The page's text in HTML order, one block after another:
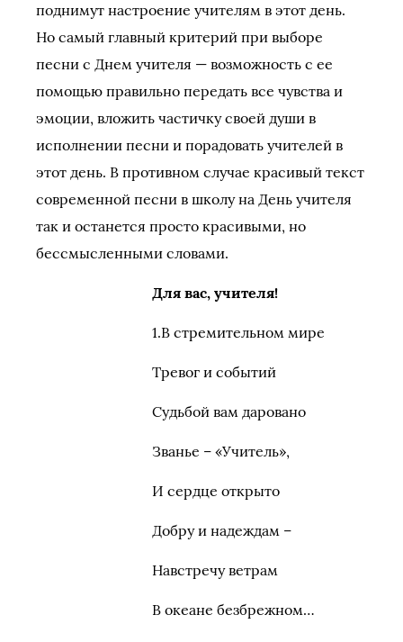
поднимут настроение учителям в этот день.
Но самый главный критерий при выборе
песни с Днем учителя — возможность с ее
помощью правильно передать все чувства и
эмоции, вложить частичку своей души в
исполнении песни и порадовать учителей в
этот день. В противном случае красивый текст
современной песни в школу на День учителя
так и останется просто красивыми, но
бессмысленными словами.
Для вас, учителя!
1.В стремительном мире
Тревог и событий
Судьбой вам даровано
Званье – «Учитель»,
И сердце открыто
Добру и надеждам –
Навстречу ветрам
В океане безбрежном…